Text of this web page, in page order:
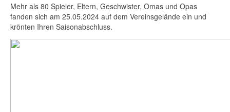
Mehr als 80 Spieler, Eltern, Geschwister, Omas und Opas
fanden sich am 25.05.2024 auf dem Vereinsgelände ein und
krönten Ihren Saisonabschluss.